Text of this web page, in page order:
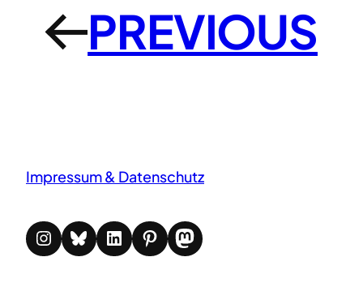
←PREVIOUS
Impressum & Datenschutz
Instagram Bluesky LinkedIn Pinterest Mastodon